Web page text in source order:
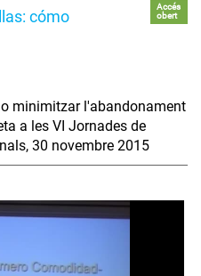
cómo
Accés
obert
minimitzar l'abandonament
a les VI Jornades de
30 novembre 2015